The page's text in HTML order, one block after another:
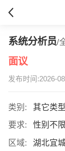
系统分析员/
面议
发布时间:2026-
类别:
其它类型
要求:
性别不
区域:
湖北宜